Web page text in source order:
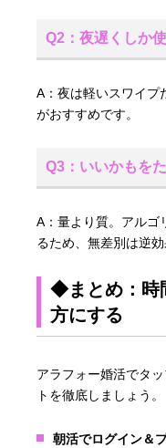
Q2：夜遅くしか
A：夜は軽いスワイプ
がおすすめです。
Q3：いいかもを
A：量より質。アルゴ
るため、無差別は逆効
◆まとめ：時
方にする
アラフォー婚活でタ
トを徹底しましょう。
朝活でログイン＆